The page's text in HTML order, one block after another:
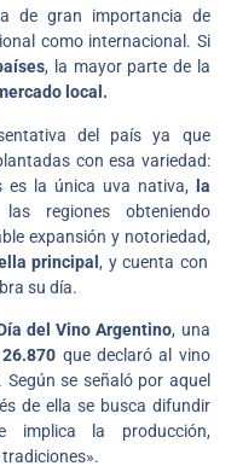
de gran importancia de
como internacional. Si
, la mayor parte de la
local.
del país ya que
con esa variedad:
es la única uva nativa,
la
regiones obteniendo
expansión y notoriedad,
principal, y cuenta con
su día.
del Vino Argentino, una
que declaró al vino
. Según se señaló por aquel
de ella se busca difundir
implica la producción,